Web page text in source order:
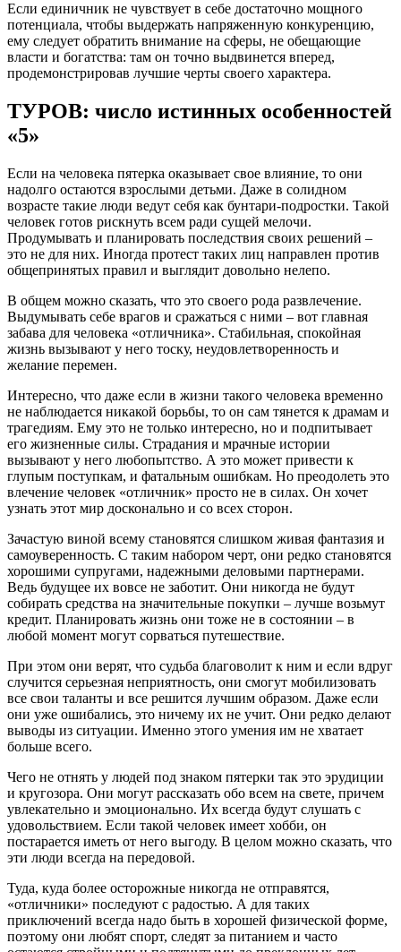
Если единичник не чувствует в себе достаточно мощного
потенциала, чтобы выдержать напряженную конкуренцию,
ему следует обратить внимание на сферы, не обещающие
власти и богатства: там он точно выдвинется вперед,
продемонстрировав лучшие черты своего характера.
ТУРОВ: число истинных особенностей
«5»
Если на человека пятерка оказывает свое влияние, то они
надолго остаются взрослыми детьми. Даже в солидном
возрасте такие люди ведут себя как бунтари-подростки. Такой
человек готов рискнуть всем ради сущей мелочи.
Продумывать и планировать последствия своих решений –
это не для них. Иногда протест таких лиц направлен против
общепринятых правил и выглядит довольно нелепо.
В общем можно сказать, что это своего рода развлечение.
Выдумывать себе врагов и сражаться с ними – вот главная
забава для человека «отличника». Стабильная, спокойная
жизнь вызывают у него тоску, неудовлетворенность и
желание перемен.
Интересно, что даже если в жизни такого человека временно
не наблюдается никакой борьбы, то он сам тянется к драмам и
трагедиям. Ему это не только интересно, но и подпитывает
его жизненные силы. Страдания и мрачные истории
вызывают у него любопытство. А это может привести к
глупым поступкам, и фатальным ошибкам. Но преодолеть это
влечение человек «отличник» просто не в силах. Он хочет
узнать этот мир досконально и со всех сторон.
Зачастую виной всему становятся слишком живая фантазия и
самоуверенность. С таким набором черт, они редко становятся
хорошими супругами, надежными деловыми партнерами.
Ведь будущее их вовсе не заботит. Они никогда не будут
собирать средства на значительные покупки – лучше возьмут
кредит. Планировать жизнь они тоже не в состоянии – в
любой момент могут сорваться путешествие.
При этом они верят, что судьба благоволит к ним и если вдруг
случится серьезная неприятность, они смогут мобилизовать
все свои таланты и все решится лучшим образом. Даже если
они уже ошибались, это ничему их не учит. Они редко делают
выводы из ситуации. Именно этого умения им не хватает
больше всего.
Чего не отнять у людей под знаком пятерки так это эрудиции
и кругозора. Они могут рассказать обо всем на свете, причем
увлекательно и эмоционально. Их всегда будут слушать с
удовольствием. Если такой человек имеет хобби, он
постарается иметь от него выгоду. В целом можно сказать, что
эти люди всегда на передовой.
Туда, куда более осторожные никогда не отправятся,
«отличники» последуют с радостью. А для таких
приключений всегда надо быть в хорошей физической форме,
поэтому они любят спорт, следят за питанием и часто